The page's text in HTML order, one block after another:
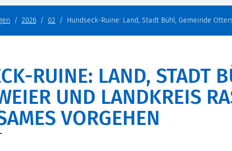
2026 02 Hundseck-Ruine: Land, Stadt Bühl, Gemeinde
RUINE: LAND, STADT
UND LANDKREIS
VORGEHEN